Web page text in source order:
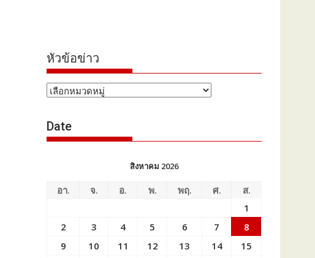
หัวข้อข่าว
หัวข้อ
Date
สิงหาคม 2026
อา. จ. อ. พ. พฤ. ศ.
ส.
1
2
3 4 5 6 7
8
9
10 11 12 13 14
15